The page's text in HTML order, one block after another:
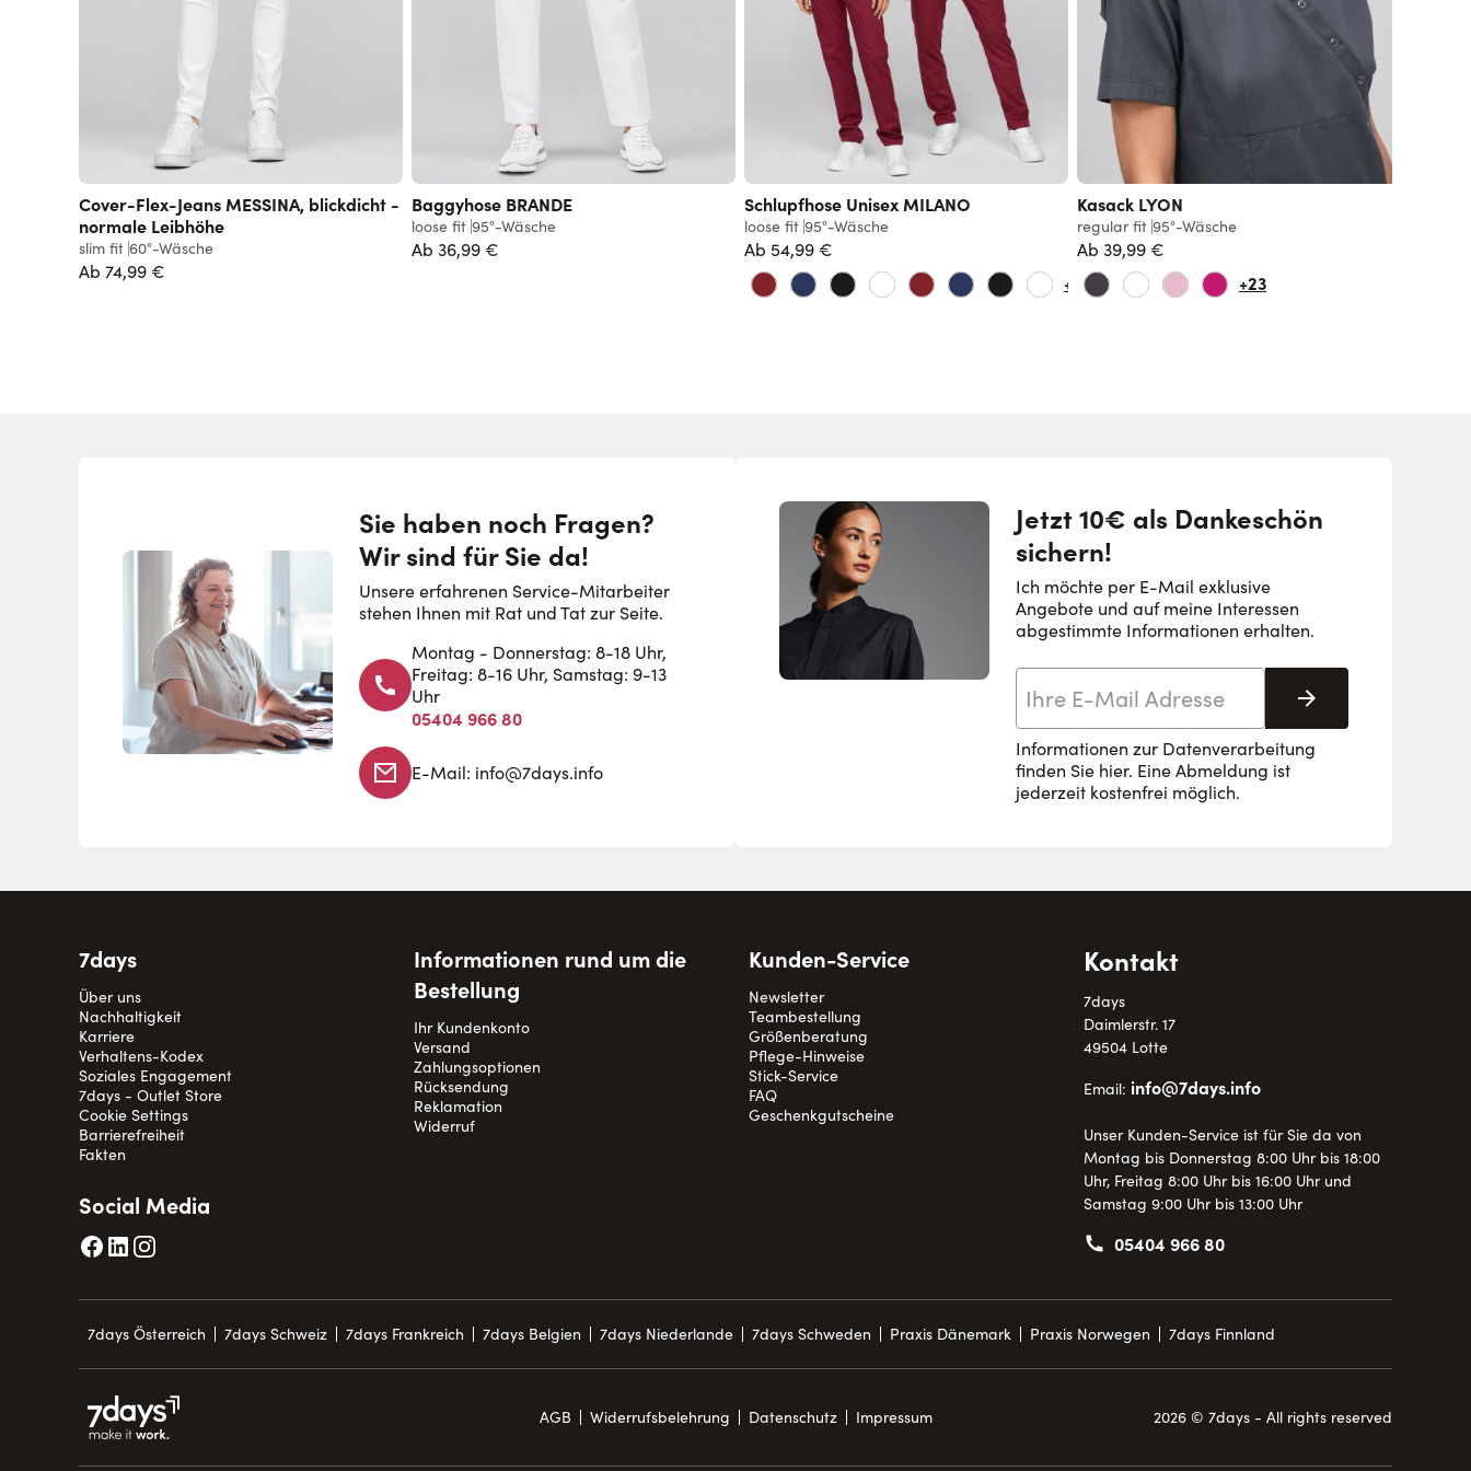
Cover-Flex-Jeans MESSINA, blickdicht -
normale Leibhöhe
slim fit 60°-Wäsche
Ab 74,99 €
Baggyhose BRANDE
loose fit 95°-Wäsche
Ab 36,99 €
Schlupfhose Unisex MILANO
loose fit 95°-Wäsche
Ab 54,99 €
+6
Kasack LYON
regular fit 95°-Wäsche
Ab 39,99 €
+23
Sie haben noch Fragen?
Wir sind für Sie da!
Unsere erfahrenen Service-Mitarbeiter
stehen Ihnen mit Rat und Tat zur Seite.
Montag - Donnerstag: 8-18 Uhr,
Freitag: 8-16 Uhr, Samstag: 9-13
Uhr
05404 966 80
E-Mail: info@7days.info
Jetzt 10€ als Dankeschön
sichern!
Ich möchte per E-Mail exklusive
Angebote und auf meine Interessen
abgestimmte Informationen erhalten.
Abonnieren
Informationen zur Datenverarbeitung
finden Sie hier. Eine Abmeldung ist
jederzeit kostenfrei möglich.
7days
Über uns
Nachhaltigkeit
Karriere
Verhaltens-Kodex
Soziales Engagement
7days - Outlet Store
Cookie Settings
Barrierefreiheit
Fakten
Informationen rund um die
Bestellung
Ihr Kundenkonto
Versand
Zahlungsoptionen
Rücksendung
Reklamation
Widerruf
Kunden-Service
Newsletter
Teambestellung
Größenberatung
Pflege-Hinweise
Stick-Service
FAQ
Geschenkgutscheine
Kontakt
7days
Daimlerstr. 17
49504 Lotte
Email: info@7days.info
Unser Kunden-Service ist für Sie da von
Montag bis Donnerstag 8:00 Uhr bis 18:00
Uhr, Freitag 8:00 Uhr bis 16:00 Uhr und
Samstag 9:00 Uhr bis 13:00 Uhr
05404 966 80
Social Media
7days Österreich 7days Schweiz 7days Frankreich 7days Belgien 7days Niederlande 7days Schweden Praxis Dänemark Praxis Norwegen 7days Finnland
AGB Widerrufsbelehrung Datenschutz Impressum 2026 © 7days - All rights reserved